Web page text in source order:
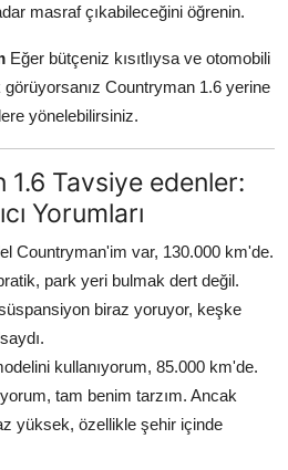
masraf çıkabileceğini öğrenin.
Eğer bütçeniz kısıtlıysa ve otomobili
görüyorsanız Countryman 1.6 yerine
yönelebilirsiniz.
Tavsiye edenler:
Yorumları
Countryman'im var, 130.000 km'de.
park yeri bulmak dert değil.
biraz yoruyor, keşke
kullanıyorum, 85.000 km'de.
tam benim tarzım. Ancak
yüksek, özellikle şehir içinde